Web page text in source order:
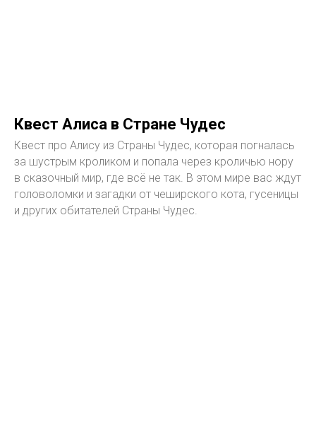
Квест Алиса в Стране Чудес
Квест про Алису из Страны Чудес, которая погналась
за шустрым кроликом и попала через кроличью нору
в сказочный мир, где всё не так. В этом мире вас ждут
головоломки и загадки от чеширского кота, гусеницы
и других обитателей Страны Чудес.